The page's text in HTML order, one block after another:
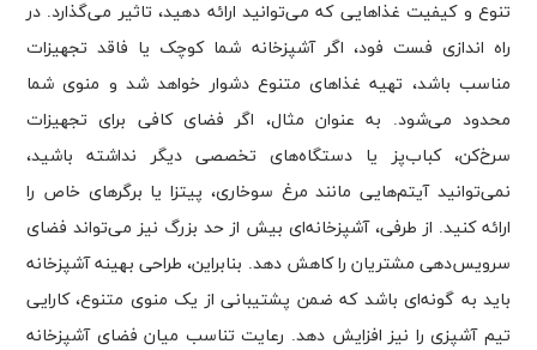
تنوع و کیفیت غذاهایی که می‌توانید ارائه دهید، تاثیر می‌گذارد. در
راه اندازی فست فود، اگر آشپزخانه شما کوچک یا فاقد تجهیزات
مناسب باشد، تهیه غذاهای متنوع دشوار خواهد شد و منوی شما
محدود می‌شود. به عنوان مثال، اگر فضای کافی برای تجهیزات
سرخ‌کن، کباب‌پز یا دستگاه‌های تخصصی دیگر نداشته باشید،
نمی‌توانید آیتم‌هایی مانند مرغ سوخاری، پیتزا یا برگرهای خاص را
ارائه کنید. از طرفی، آشپزخانه‌ای بیش از حد بزرگ نیز می‌تواند فضای
سرویس‌دهی مشتریان را کاهش دهد. بنابراین، طراحی بهینه آشپزخانه
باید به گونه‌ای باشد که ضمن پشتیبانی از یک منوی متنوع، کارایی
تیم آشپزی را نیز افزایش دهد. رعایت تناسب میان فضای آشپزخانه